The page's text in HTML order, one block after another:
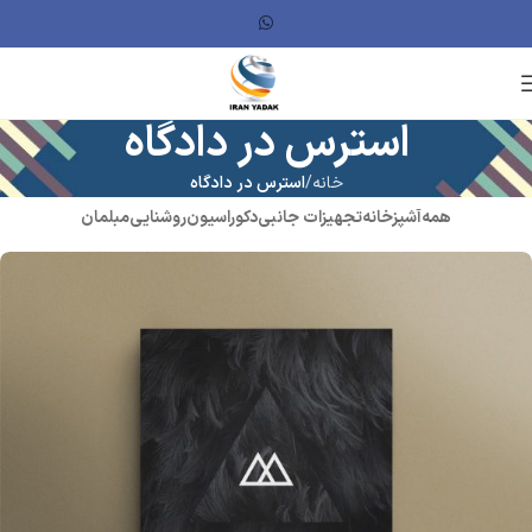
استرس در دادگاه
خانه استرس در دادگاه
همهآشپزخانهتجهیزات جانبیدکوراسیونروشناییمبلمان